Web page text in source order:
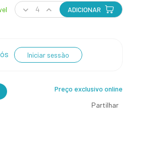
ADICIONAR
Iniciar sessão
Preço exclusivo online
Partilhar